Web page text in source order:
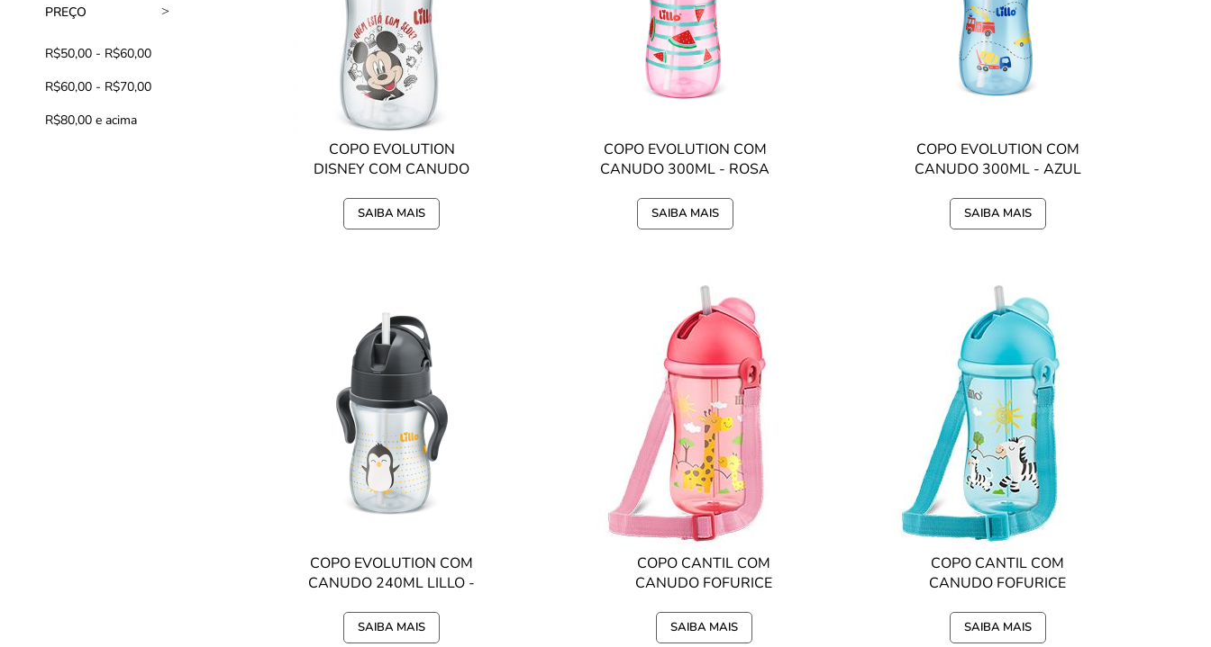
COPO EVOLUTION
DISNEY COM CANUDO
SAIBA MAIS
COPO EVOLUTION COM
CANUDO 300ML - ROSA
SAIBA MAIS
COPO EVOLUTION COM
CANUDO 300ML - AZUL
SAIBA MAIS
COPO EVOLUTION COM
CANUDO 240ML LILLO -
SAIBA MAIS
COPO CANTIL COM
CANUDO FOFURICE
SAIBA MAIS
COPO CANTIL COM
CANUDO FOFURICE
SAIBA MAIS
PREÇO
R$50,00- R$60,00
R$60,00- R$70,00
R$80,00e acima